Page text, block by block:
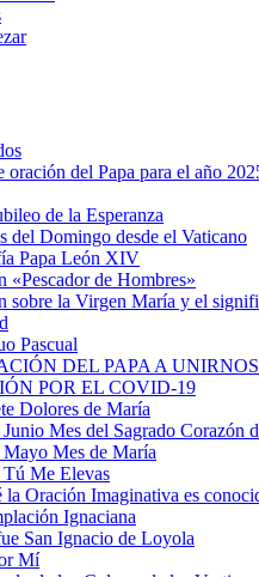
oración del Papa para el año
de la Esperanza
del Domingo desde el Vaticano
Papa León XIV
«Pescador de Hombres»
sobre la Virgen María y el
Pascual
DEL PAPA A
POR EL COVID-19
Dolores de María
Mes del Sagrado Corazón
Mayo Mes de María
Me Elevas
la Oración Imaginativa es
Ignaciana
San Ignacio de Loyola
Mí